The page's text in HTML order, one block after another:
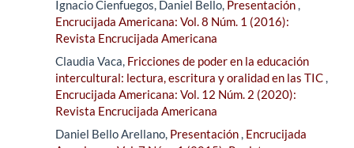
Ignacio Cienfuegos, Daniel Bello, Presentación,
Encrucijada Americana: Vol. 8 Núm. 1 (2016):
Revista Encrucijada Americana
Claudia Vaca, Fricciones de poder en la educación
intercultural: lectura, escritura y oralidad en las TIC,
Encrucijada Americana: Vol. 12 Núm. 2 (2020):
Revista Encrucijada Americana
Daniel Bello Arellano, Presentación, Encrucijada